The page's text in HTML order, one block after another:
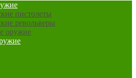
пистолеты
револьверы
оружие